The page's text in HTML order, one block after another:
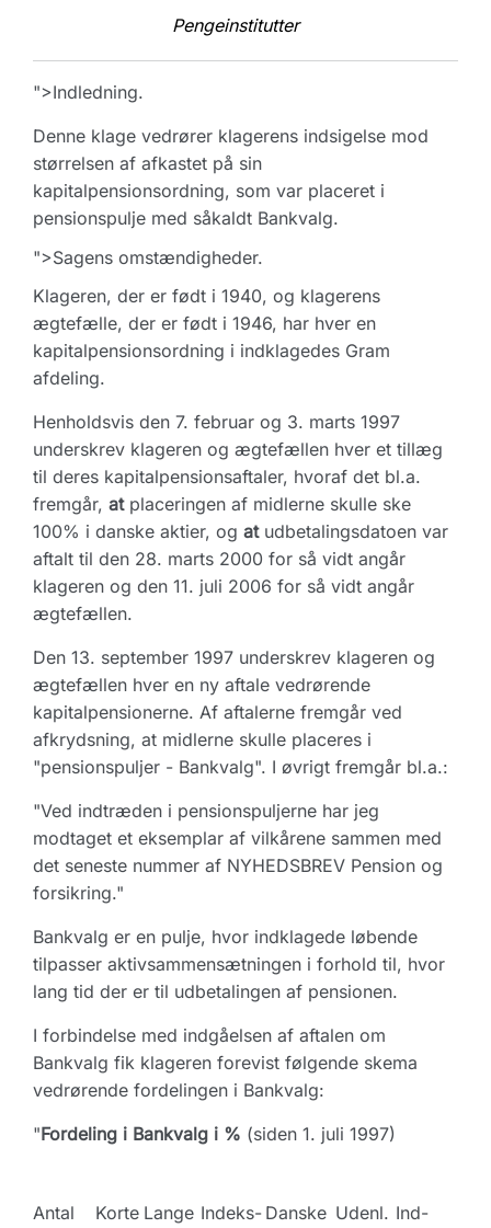
Pengeinstitutter
">Indledning.
Denne klage vedrører klagerens indsigelse mod
størrelsen af afkastet på sin
kapitalpensionsordning, som var placeret i
pensionspulje med såkaldt Bankvalg.
">Sagens omstændigheder.
Klageren, der er født i 1940, og klagerens
ægtefælle, der er født i 1946, har hver en
kapitalpensionsordning i indklagedes Gram
afdeling.
Henholdsvis den 7. februar og 3. marts 1997
underskrev klageren og ægtefællen hver et tillæg
til deres kapitalpensionsaftaler, hvoraf det bl.a.
fremgår, atplaceringen af midlerne skulle ske
100% i danske aktier, og atudbetalingsdatoen var
aftalt til den 28. marts 2000 for så vidt angår
klageren og den 11. juli 2006 for så vidt angår
ægtefællen.
Den 13. september 1997 underskrev klageren og
ægtefællen hver en ny aftale vedrørende
kapitalpensionerne. Af aftalerne fremgår ved
afkrydsning, at midlerne skulle placeres i
"pensionspuljer - Bankvalg". I øvrigt fremgår bl.a.:
"Ved indtræden i pensionspuljerne har jeg
modtaget et eksemplar af vilkårene sammen med
det seneste nummer af NYHEDSBREV Pension og
forsikring."
Bankvalg er en pulje, hvor indklagede løbende
tilpasser aktivsammensætningen i forhold til, hvor
lang tid der er til udbetalingen af pensionen.
I forbindelse med indgåelsen af aftalen om
Bankvalg fik klageren forevist følgende skema
vedrørende fordelingen i Bankvalg:
"Fordeling i Bankvalg i % (siden 1. juli 1997)
Antal
Korte Lange Indeks- Danske Udenl. Ind-